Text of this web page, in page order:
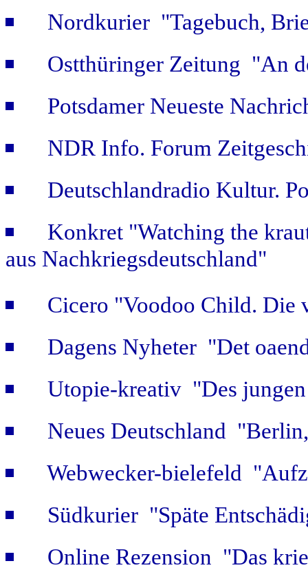
Nordkurier "Tagebuch,
Ostthüringer Zeitung "An
Potsdamer Neueste
NDR Info. Forum
Deutschlandradio Kultur.
Konkret "Watching the
aus Nachkriegsdeutschland"
Cicero "Voodoo Child. Die
Dagens Nyheter "Det
Utopie-kreativ "Des
Neues Deutschland
Webwecker-bielefeld
Südkurier "Späte
Online Rezension "Das